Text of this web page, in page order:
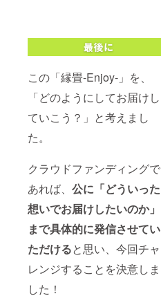
この「縁畳-Enjoy-」を、
「どのようにしてお届けし
ていこう？」と考えまし
た。
クラウドファンディングで
あれば、 公に「どういった
想いでお届けしたいのか」
まで具体的に発信させてい
ただけると思い、今回チャ
レンジすることを決意しま
した！